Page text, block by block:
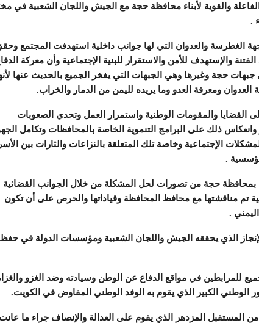
والقوية لأبناء محافظة حجة مع الجيش واللجان الشعبية في
.
الغطرسة والعدوان التي لها جوانب داخلية استهدفت المجتمع
والإستهدف للأمن والاستقرار للبنية الإجتماعية وأن معركة
حجة وغيرها وهي الجبهات التي يفخر الجميع بالحديث عنها
ومعرفة العدو وما يريده لليمن من الدمار والخراب.
القضايا والمقومات الوطنية واستمرار العمل وتحدي الصعوبات
ذلك على البرامج التنموية الخاصة بالمحافظات وتكامل
الإجتماعية وخاصة تلك المتعلقة بالنزاعات والثارات بين الأسر
.
حجة من تصورات لحل المشكلة من خلال الجوانب القضائية
تم مناقشتها مع محافظ المحافظة وقياداتها والحرص على أن تكون
.
الذي يحققه الجيش واللجان الشعبية ومؤسسات الدولة في حفظ
للمرابطين في مواقع الدفاع عن الوطن وسيادته وضد الغزو
الوطني الكبير الذي يقوم به الوفد الوطني المفاوض في الكويت.
المستقبل المزدهر الذي يقوم على العدالة والإنصاف جراء ما